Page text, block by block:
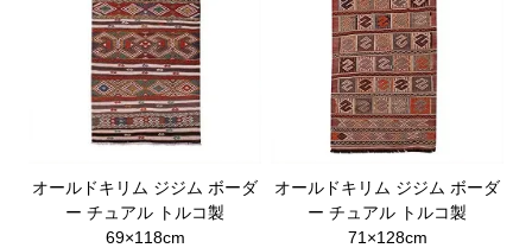
オールドキリム ジジム ボーダ
ー チュアル トルコ製
69×118cm
オールドキリム ジジム ボーダ
ー チュアル トルコ製
71×128cm